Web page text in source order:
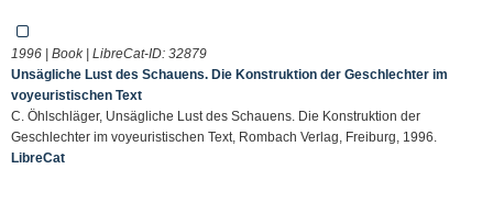
1996 | Book | LibreCat-ID: 32879
Unsägliche Lust des Schauens. Die Konstruktion der Geschlechter im
voyeuristischen Text
C. Öhlschläger, Unsägliche Lust des Schauens. Die Konstruktion der
Geschlechter im voyeuristischen Text, Rombach Verlag, Freiburg, 1996.
LibreCat